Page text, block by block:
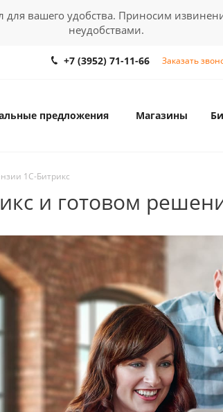
вашего удобства. Приносим
неудобствами.
+7 (3952) 71-11-66 Заказать
предложения Магазины
1С-Битрикс
и готовом